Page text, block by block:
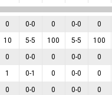
0 0-0 0 0-0 0
10 5-5 100 5-5 100
0 0-0 0 0-0 0
1 0-1 0 0-0 0
0 0-0 0 0-0 0